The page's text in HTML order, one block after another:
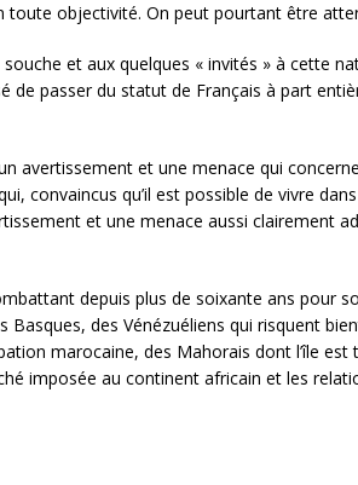
toute objectivité. On peut pourtant être
et aux quelques « invités » à cette
passer du statut de Français à part
avertissement et une menace qui
convaincus qu’il est possible de vivre
et une menace aussi clairement
depuis plus de soixante ans pour
des Vénézuéliens qui risquent
marocaine, des Mahorais dont l’île
imposée au continent africain et les